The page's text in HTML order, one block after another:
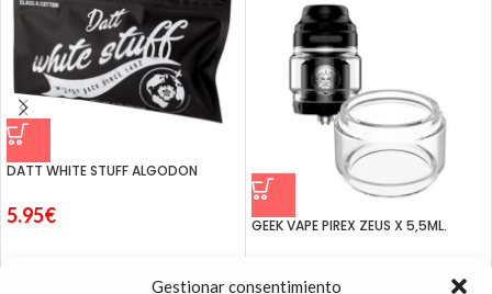
Gestionar consentimiento
DATT WHITE STUFF ALGODON
5.95€ GEEK VAPE PIREX ZEUS X 5,5ML.